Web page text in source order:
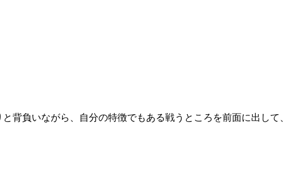
背負いながら、自分の特徴でもある戦うところを前面に出して、